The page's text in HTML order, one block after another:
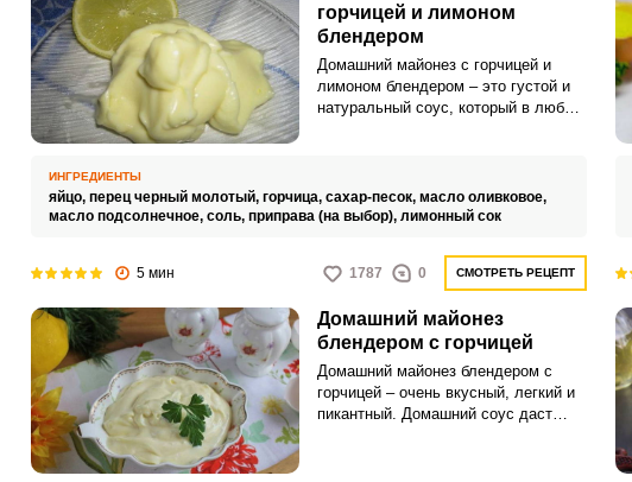
горчицей и лимоном
блендером
Домашний майонез с горчицей и
лимоном блендером – это густой и
натуральный соус, который в любое
сложностей и тонкостей, разве что
во время смешивания блендером
ИНГРЕДИЕНТЫ
яйцо, перец черный молотый, горчица, сахар-песок, масло оливковое,
масло подсолнечное, соль, приправа (на выбор), лимонный сок
5 мин 1787 0 СМОТРЕТЬ РЕЦЕПТ
Домашний майонез
блендером с горчицей
Домашний майонез блендером с
горчицей – очень вкусный, легкий и
пикантный. Домашний соус даст